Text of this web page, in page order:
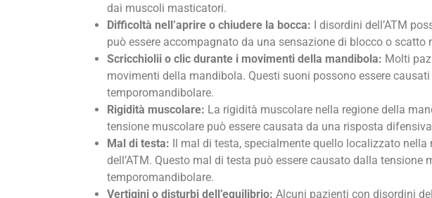
dai muscoli masticatori.
Difficoltà nell’aprire o chiudere la bocca: I disordini dell’ATM
può essere accompagnato da una sensazione di blocco o
Scricchiolii o clic durante i movimenti della mandibola: Molti
movimenti della mandibola. Questi suoni possono essere
temporomandibolare.
Rigidità muscolare: La rigidità muscolare nella regione della
tensione muscolare può essere causata da una risposta
Mal di testa: Il mal di testa, specialmente quello localizzato
dell’ATM. Questo mal di testa può essere causato dalla
temporomandibolare.
Vertigini o disturbi dell’equilibrio: Alcuni pazienti con disordini